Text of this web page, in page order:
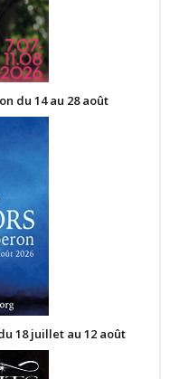
du 14 au 28 août
18 juillet au 12 août